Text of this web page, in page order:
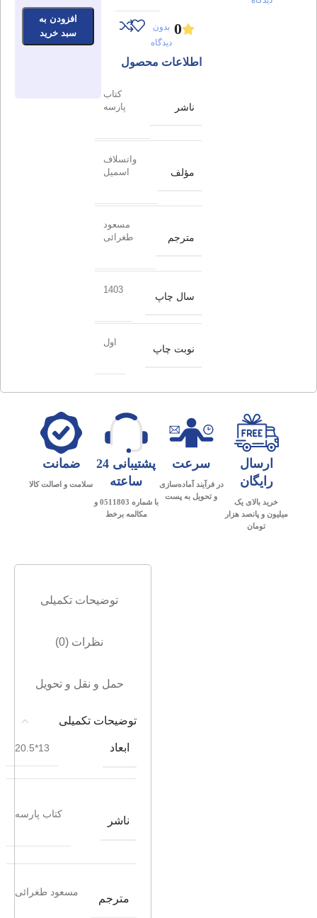
0 بدون
دیدگاه
اطلاعات محصول
ناشر
کتاب
پارسه
مؤلف
واتسلاف
اسمیل
مترجم
مسعود
طغرائی
سال چاپ
1403
نوبت چاپ
اول
افزودن به
سبد خرید
ارسال
رایگان
خرید بالای یک
میلیون و پانصد هزار
تومان
سرعت
در فرآیند آماده‌سازی
و تحویل به پست
پشتیبانی 24
ساعته
با شماره 0511803 و
مکالمه برخط
ضمانت
سلامت و اصالت کالا
توضیحات تکمیلی
نظرات (0)
حمل و نقل و تحویل
توضیحات تکمیلی
ابعاد 13*20.5
ناشر
کتاب پارسه
مترجم
مسعود طغرائی